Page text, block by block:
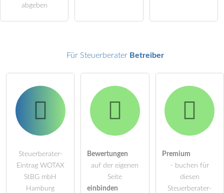
Klicken Sie hier um eine
abgeben
Für Steuerberater Betreiber
Steuerberater-
Eintrag WOTAX
StBG mbH
Hamburg
Bewertungen
auf der eigenen
Seite
einbinden
Premium
- buchen für
diesen
Steuerberater-